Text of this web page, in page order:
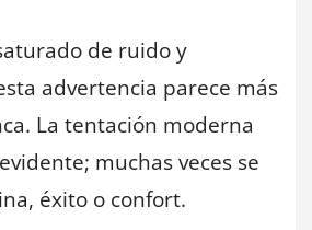
de ruido y
advertencia parece más
La tentación moderna
muchas veces se
éxito o confort.